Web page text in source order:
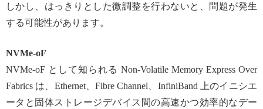
しかし、はっきりとした微調整を行わないと、問題が発生
する可能性があります。
NVMe-oF
NVMe-oF として知られる Non-Volatile Memory Express Over
Fabrics は、Ethernet、Fibre Channel、InfiniBand 上のイニシエ
ータと固体ストレージデバイス間の高速かつ効率的なデー